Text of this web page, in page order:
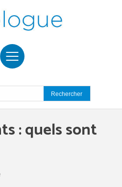
Rechercher :
: quels sont